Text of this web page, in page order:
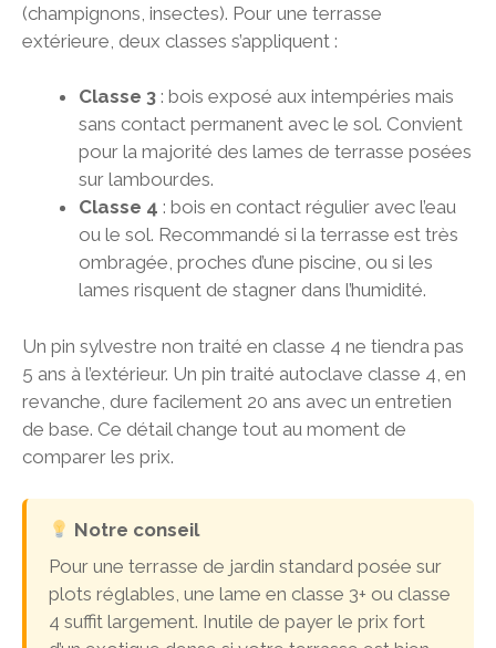
(champignons, insectes). Pour une terrasse
extérieure, deux classes s’appliquent :
Classe 3 : bois exposé aux intempéries mais
sans contact permanent avec le sol. Convient
pour la majorité des lames de terrasse posées
sur lambourdes.
Classe 4 : bois en contact régulier avec l’eau
ou le sol. Recommandé si la terrasse est très
ombragée, proches d’une piscine, ou si les
lames risquent de stagner dans l’humidité.
Un pin sylvestre non traité en classe 4 ne tiendra pas
5 ans à l’extérieur. Un pin traité autoclave classe 4, en
revanche, dure facilement 20 ans avec un entretien
de base. Ce détail change tout au moment de
comparer les prix.
Notre conseil
Pour une terrasse de jardin standard posée sur
plots réglables, une lame en classe 3+ ou classe
4 suffit largement. Inutile de payer le prix fort